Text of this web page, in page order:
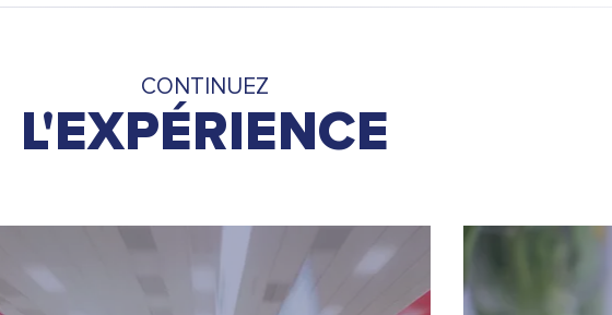
CONTINUEZ
L'EXPÉRIENCE